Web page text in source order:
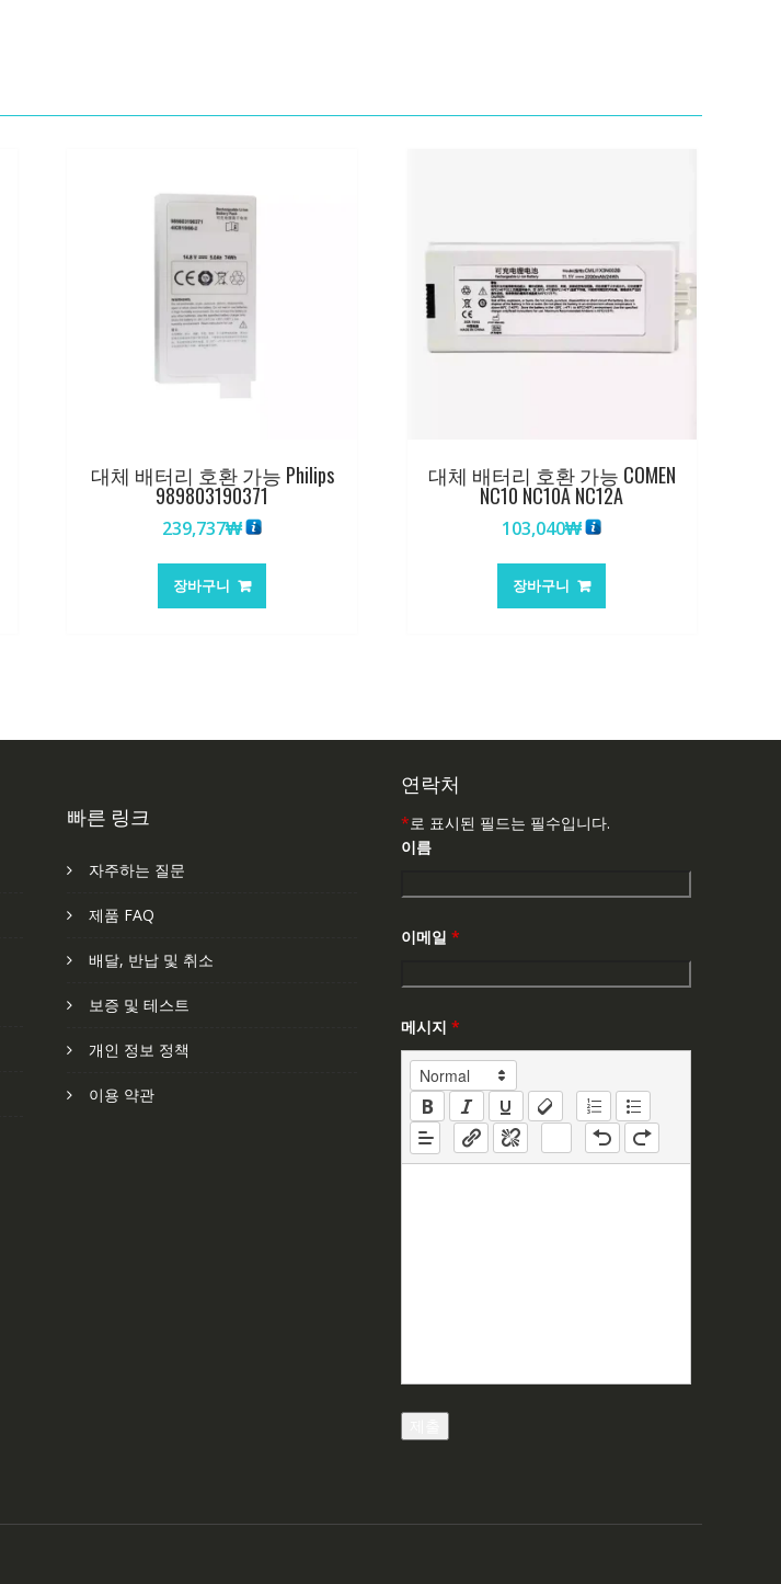
대체 배터리 호환 가능 Philips
989803190371
239,737₩
장바구니
대체 배터리 호환 가능 COMEN
NC10 NC10A NC12A
103,040₩
장바구니
빠른 링크
자주하는 질문
제품 FAQ
배달, 반납 및 취소
보증 및 테스트
개인 정보 정책
이용 약관
연락처
*로 표시된 필드는 필수입니다.
이름
이메일 *
메시지 *